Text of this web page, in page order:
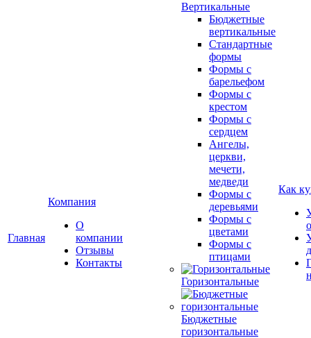
Главная
Компания
О
компании
Отзывы
Контакты
Вертикальные
Бюджетные
вертикальные
Стандартные
формы
Формы с
барельефом
Формы с
крестом
Формы с
сердцем
Ангелы,
церкви,
мечети,
медведи
Формы с
деревьями
Формы с
цветами
Формы с
птицами
Горизонтальные
Бюджетные
горизонтальные
Как